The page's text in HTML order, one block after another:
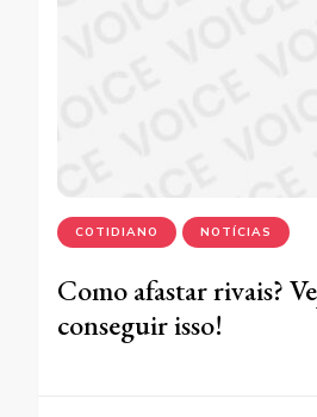
COTIDIANO NOTÍCIAS
Como afastar rivais?
conseguir isso!